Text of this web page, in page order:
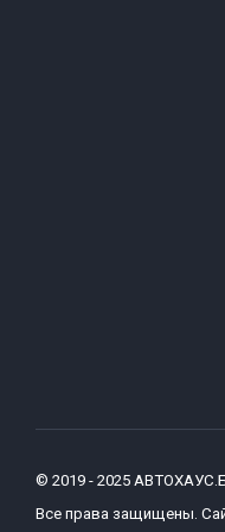
© 2019 - 2025
Все права защищены.